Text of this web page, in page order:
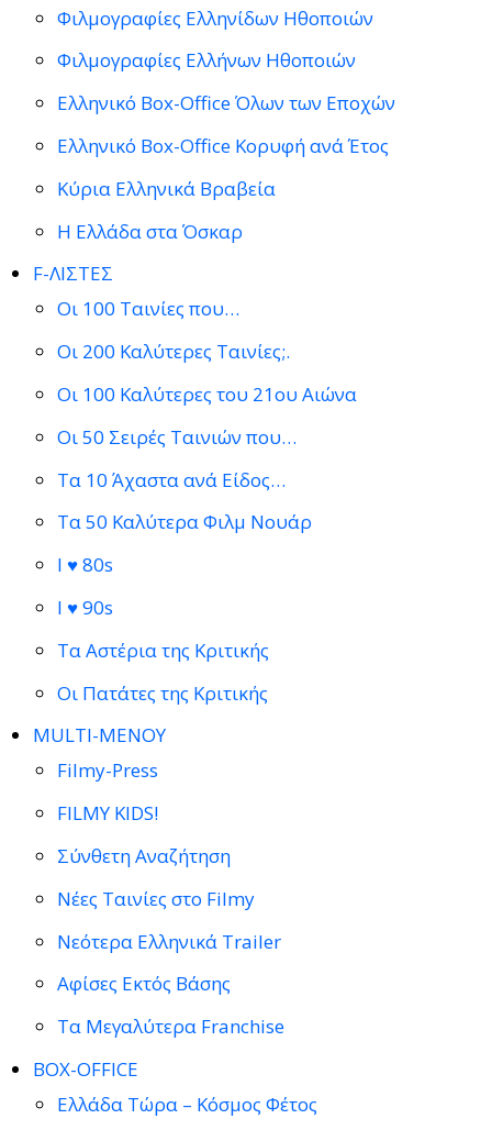
Φιλμογραφίες Ελληνίδων Ηθοποιών
Φιλμογραφίες Ελλήνων Ηθοποιών
Ελληνικό Box-Office Όλων των Εποχών
Ελληνικό Box-Office Κορυφή ανά Έτος
Κύρια Ελληνικά Βραβεία
Η Ελλάδα στα Όσκαρ
F-ΛΙΣΤΕΣ
Οι 100 Ταινίες που…
Οι 200 Καλύτερες Ταινίες;.
Οι 100 Καλύτερες του 21ου Αιώνα
Οι 50 Σειρές Ταινιών που…
Τα 10 Άχαστα ανά Είδος…
Τα 50 Καλύτερα Φιλμ Νουάρ
I ♥ 80s
I ♥ 90s
Τα Αστέρια της Κριτικής
Οι Πατάτες της Κριτικής
MULTI-ΜΕΝΟΥ
Filmy-Press
FILMY KIDS!
Σύνθετη Αναζήτηση
Νέες Ταινίες στο Filmy
Νεότερα Ελληνικά Trailer
Αφίσες Εκτός Βάσης
Τα Μεγαλύτερα Franchise
BOX-OFFICE
Ελλάδα Τώρα – Κόσμος Φέτος